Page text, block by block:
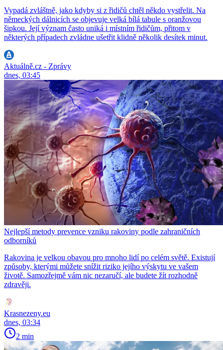
Vypadá zvláštně, jako kdyby si z řidičů chtěl někdo vystřelit. Na
německých dálnicích se objevuje velká bílá tabule s oranžovou
šipkou. Její význam často uniká i místním řidičům, přitom v
některých případech zvládne ušetřit klidně několik desítek minut.
Aktuálně.cz - Zprávy
dnes, 03:45
Nejlepší metody prevence vzniku rakoviny podle zahraničních
odborníků
Rakovina je velkou obavou pro mnoho lidí po celém světě. Existují
způsoby, kterými můžete snížit riziko jejího výskytu ve vašem
životě. Samozřejmě vám nic nezaručí, ale budete žít rozhodně
zdravěji.
Krasnezeny.eu
dnes, 03:34
2 min